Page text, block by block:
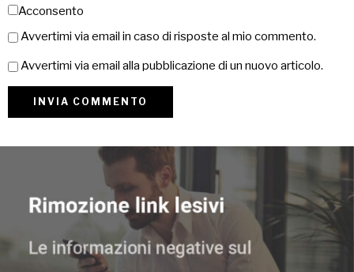
Acconsento
Avvertimi via email in caso di risposte al mio commento.
Avvertimi via email alla pubblicazione di un nuovo articolo.